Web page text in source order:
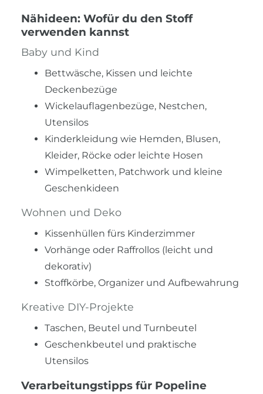
Nähideen: Wofür du den Stoff
verwenden kannst
Baby und Kind
Bettwäsche, Kissen und leichte
Deckenbezüge
Wickelauflagenbezüge, Nestchen,
Utensilos
Kinderkleidung wie Hemden, Blusen,
Kleider, Röcke oder leichte Hosen
Wimpelketten, Patchwork und kleine
Geschenkideen
Wohnen und Deko
Kissenhüllen fürs Kinderzimmer
Vorhänge oder Raffrollos (leicht und
dekorativ)
Stoffkörbe, Organizer und Aufbewahrung
Kreative DIY-Projekte
Taschen, Beutel und Turnbeutel
Geschenkbeutel und praktische
Utensilos
Verarbeitungstipps für Popeline